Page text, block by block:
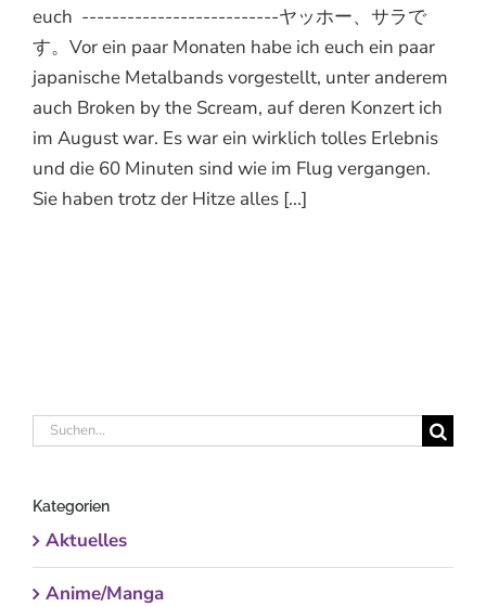
euch --------------------------ヤッホー、サラで
す。Vor ein paar Monaten habe ich euch ein paar
japanische Metalbands vorgestellt, unter anderem
auch Broken by the Scream, auf deren Konzert ich
im August war. Es war ein wirklich tolles Erlebnis
und die 60 Minuten sind wie im Flug vergangen.
Sie haben trotz der Hitze alles [...]
Suche
Kategorien
Aktuelles
Anime/Manga